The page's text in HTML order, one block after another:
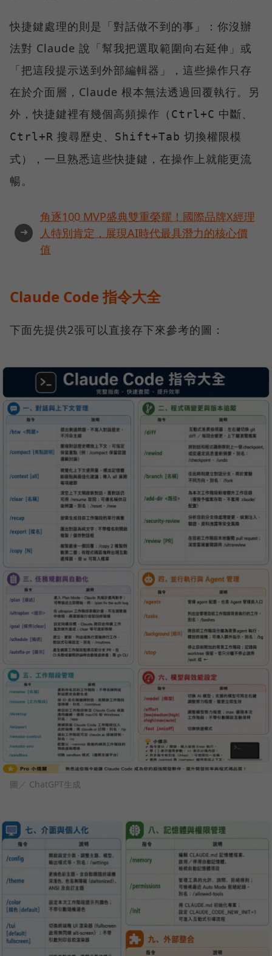
快捷鍵處理的則是「對話做不到的事」：你沒辦
法對 Claude 說「幫我把選取範圍向右延伸」或
「把這段提示送到外部編輯器」，這些操作只存
在於介面層，Claude 根本無法透過回覆執行。另
外，快捷鍵裡有幾個高頻操作（ Ctrl+C 中斷、
Ctrl+R 搜尋歷史、 Shift+Tab 切換權限模
式），一旦熟悉這些快捷鍵，在操作上就能更流
暢。
➜
角逐100 MVP盛典雙重榮耀！國際品牌X經理
人特別肯定，展現AI時代最具潛力的核心價
值
Claude Code 指令大全
下面先提供2張可以直接存下來參考的圖：
圖／ ChatGPT生成